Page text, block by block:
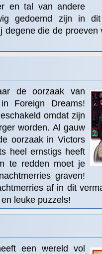
en tal van andere
gedoemd zijn in dit
degene die de proeven
de oorzaak van
Foreign Dreams!
omdat zijn
worden. Al gauw
oorzaak in Victors
heel ernstigs heeft
te redden moet je
graven!
af in dit
leuke puzzels!
een wereld vol